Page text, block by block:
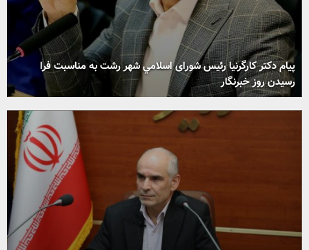
پیام دکتر کارگرنیا رئیس شورای اسلامي شهر رشت به مناسبت فرا
رسیدن روز خبرنگار